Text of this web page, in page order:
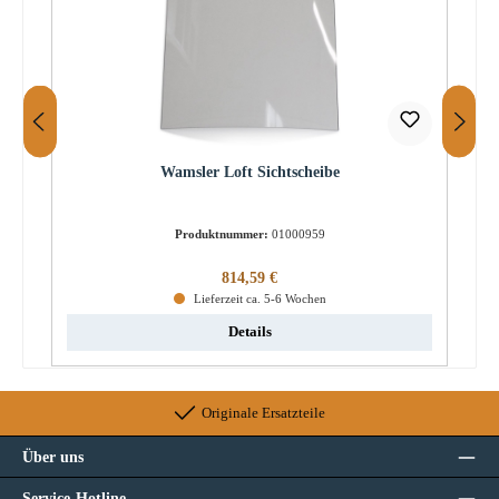
Wamsler Loft Sichtscheibe
Produktnummer: 01000959
Regulärer Preis:
814,59 €
Lieferzeit ca. 5-6 Wochen
Details
Originale Ersatzteile
Über uns